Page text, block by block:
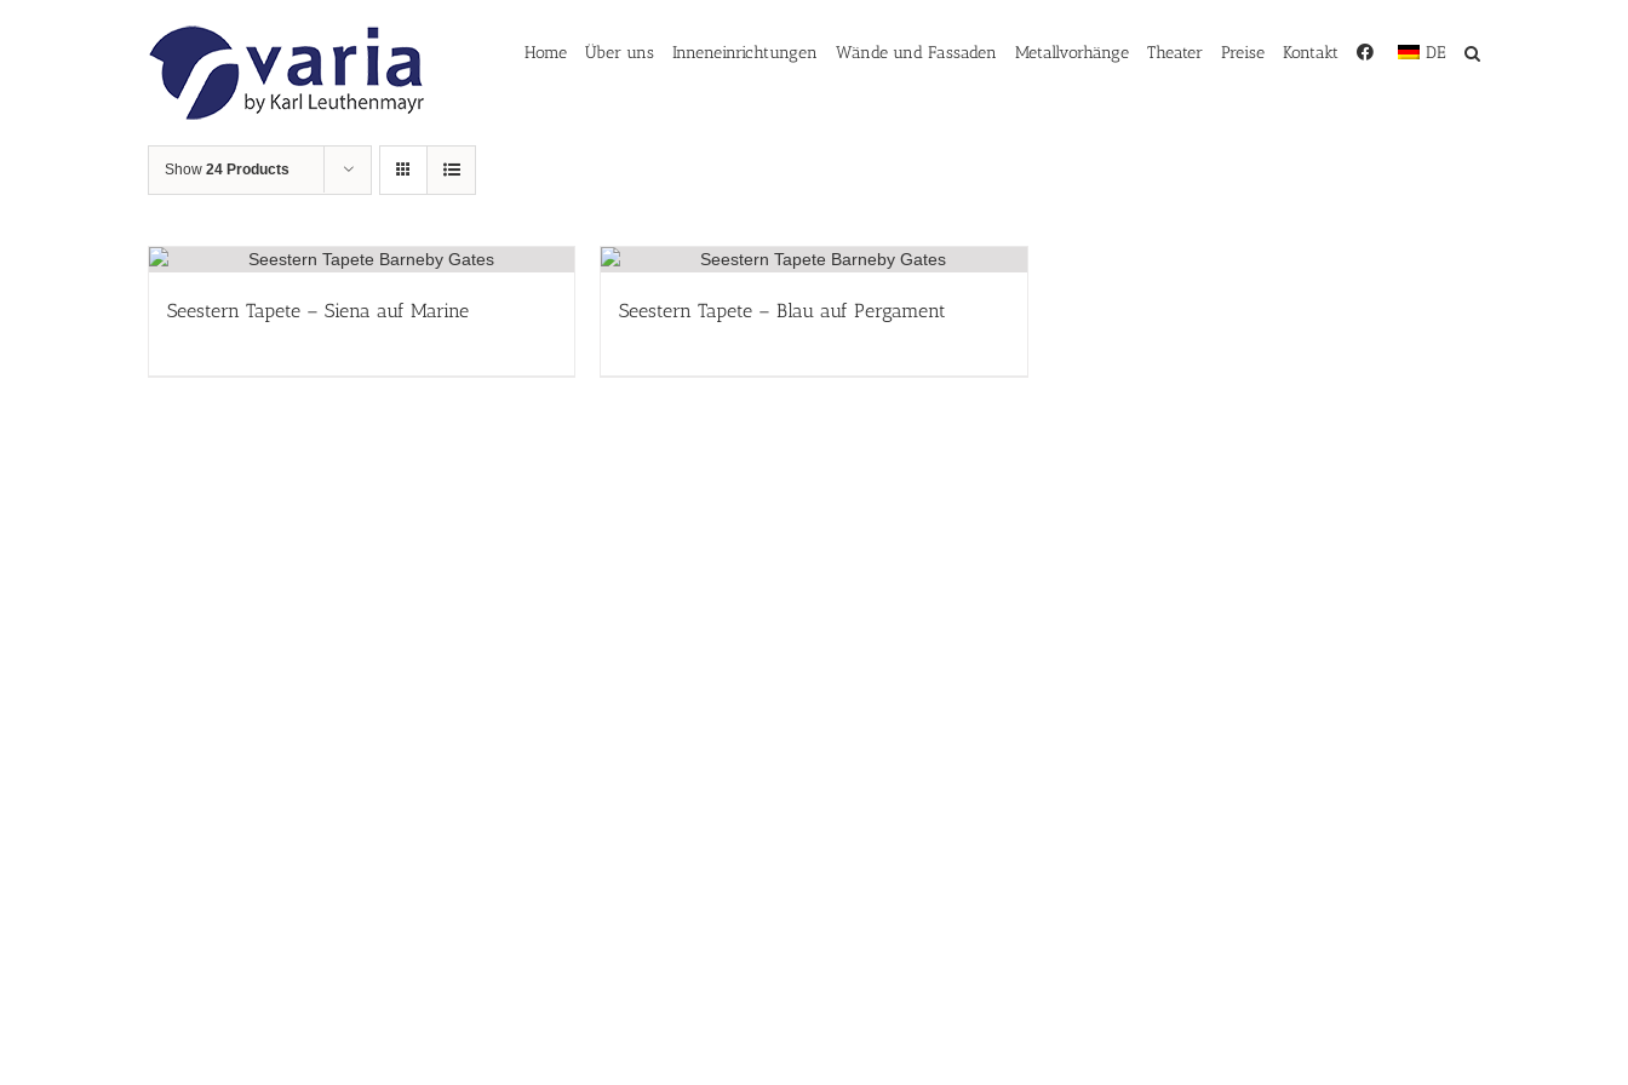
Home Über uns Inneneinrichtungen Wände und Fassaden Metallvorhänge Theater Preise Kontakt DE
Show 24 Products
Seestern Tapete – Siena auf Marine Seestern Tapete – Blau auf Pergament